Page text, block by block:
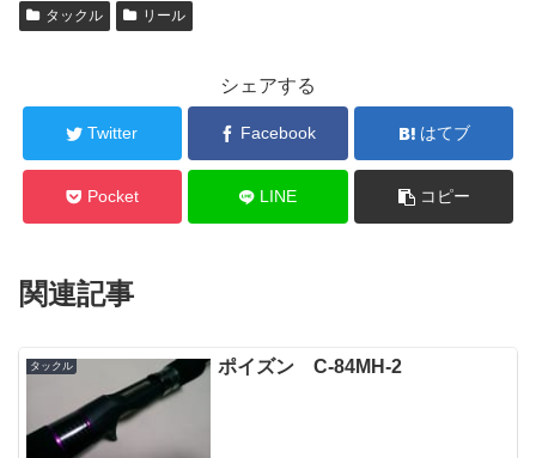
タックル リール
シェアする
Twitter Facebook はてブ
Pocket LINE コピー
関連記事
タックル ポイズン C-84MH-2